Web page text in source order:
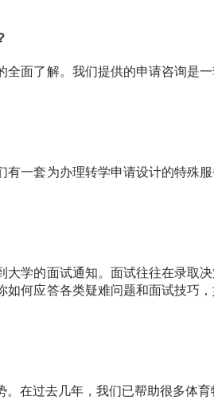
面了解。我们提供的申请咨询是
有一套为办理转学申请设计的特殊
大学的面试通知。面试往往在录取
何应答各类疑难问题和面试技巧
在过去几年，我们已帮助很多体育